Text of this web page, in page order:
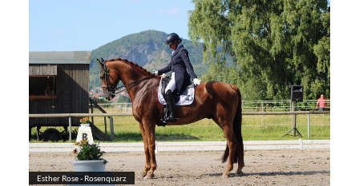
Esther Rose - Rosenquarz